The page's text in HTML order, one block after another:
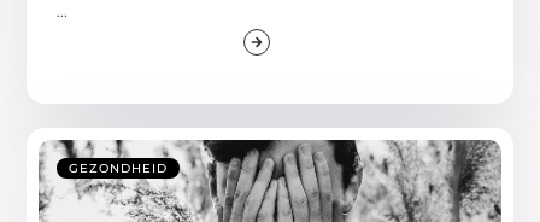
...
GEZONDHEID